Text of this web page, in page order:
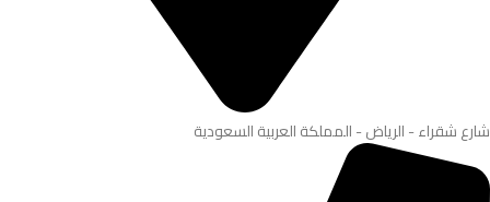
شارع شقراء - الرياض - المملكة العربية السعودية